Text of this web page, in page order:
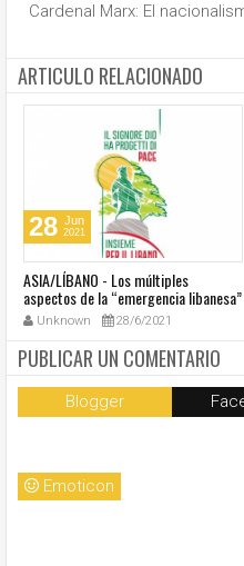
Cardenal Marx: El
ARTICULO RELACIONADO
28 Jun
2021
ASIA/LÍBANO - Los múltiples
aspectos de la “emergencia libanesa”
al centro de la cumbre eclesial
convocada por el Papa Francisco
Unknown 28/6/2021
PUBLICAR UN COMENTARIO
Blogger
Emoticon